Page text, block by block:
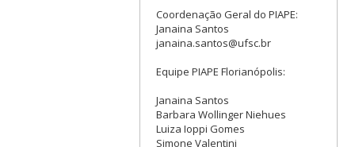
Coordenação Geral do PIAPE:
Janaina Santos
janaina.santos@ufsc.br
Equipe PIAPE Florianópolis:
Janaina Santos
Barbara Wollinger Niehues
Luiza Ioppi Gomes
Simone Valentini